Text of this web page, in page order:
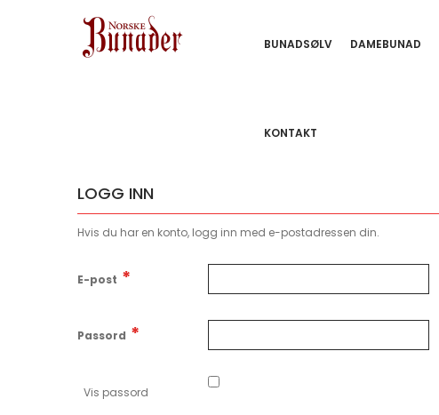
BUNADSØLV DAMEBUNAD
KONTAKT
LOGG INN
Hvis du har en konto, logg inn med e-postadressen din.
E-post
Passord
Vis passord